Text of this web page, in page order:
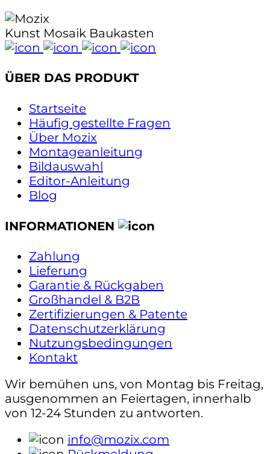
Kunst Mosaik Baukasten
ÜBER DAS PRODUKT
Startseite
Häufig gestellte Fragen
Über Mozix
Montageanleitung
Bildauswahl
Editor-Anleitung
Blog
INFORMATIONEN
Zahlung
Lieferung
Garantie & Rückgaben
Großhandel & B2B
Zertifizierungen & Patente
Datenschutzerklärung
Nutzungsbedingungen
Kontakt
Wir bemühen uns, von Montag bis Freitag,
ausgenommen an Feiertagen, innerhalb
von 12-24 Stunden zu antworten.
info@mozix.com